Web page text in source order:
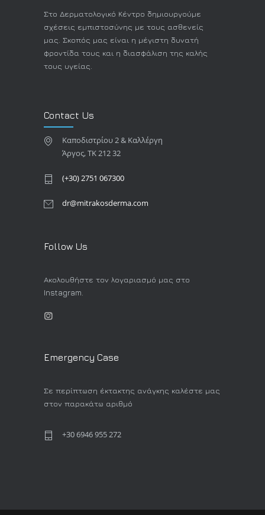
Στο Δερματολογικό Κέντρο δημιουργούμε
σχέσεις εμπιστοσύνης με τους ασθενείς
μας. Σκοπός μας είναι η μέγιστη δυνατή
φροντίδα τους και η διασφάλιση της καλής
τους υγείας.
Contact Us
Καποδιστρίου 2 & Καλλέργη
Άργος, TK 212 32
(+30) 2751 067300
dr@mitrakosderma.com
Follow Us
Ακολουθήστε τον λογαριασμό μας στο
Instagram.
Emergency Case
Σε περίπτωση έκτακτης ανάγκης καλέστε μας
στον παρακάτω αριθμό
+30 6946 955 272